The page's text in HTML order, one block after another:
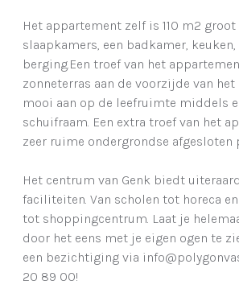
Het appartement zelf is 110 m2
slaapkamers, een badkamer,
berging.Een troef van het
zonneterras aan de voorzijde van
mooi aan op de leefruimte middels
schuifraam. Een extra troef van het
zeer ruime ondergrondse afgesloten
Het centrum van Genk biedt
faciliteiten. Van scholen tot horeca
tot shoppingcentrum. Laat je
door het eens met je eigen ogen te
een bezichtiging via
20 89 00!